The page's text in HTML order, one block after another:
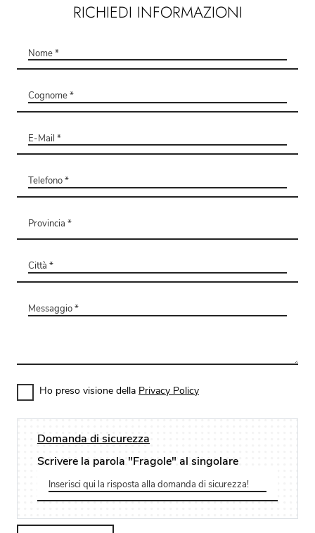
RICHIEDI INFORMAZIONI
Ho preso visione della Privacy Policy
Domanda di sicurezza
Scrivere la parola "Fragole" al singolare